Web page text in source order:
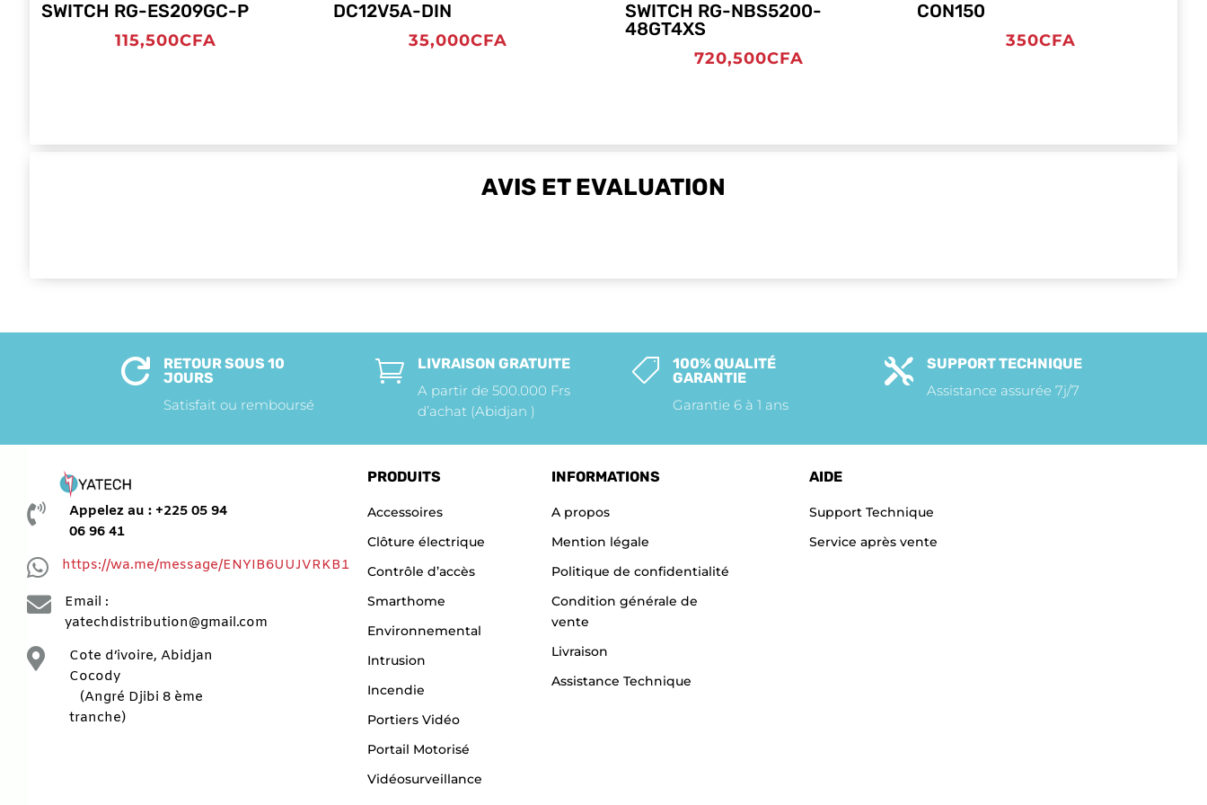
SWITCH RG-ES209GC-P
115,500CFA
DC12V5A-DIN
35,000CFA
SWITCH RG-NBS5200-
48GT4XS
720,500CFA
CON150
350CFA
AVIS ET EVALUATION

RETOUR SOUS 10
JOURS
Satisfait ou remboursé

LIVRAISON GRATUITE
A partir de 500.000 Frs
d’achat (Abidjan )

100% QUALITÉ
GARANTIE
Garantie 6 à 1 ans

SUPPORT TECHNIQUE
Assistance assurée 7j/7

Appelez au : +225 05 94
06 96 41
 https://wa.me/message/ENYIB6UUJVRKB1

Email :
yatechdistribution@gmail.com

Cote d’ivoire, Abidjan
Cocody
(Angré Djibi 8 ème
tranche)
PRODUITS
Accessoires
Clôture électrique
Contrôle d’accès
Smarthome
Environnemental
Intrusion
Incendie
Portiers Vidéo
Portail Motorisé
Vidéosurveillance
INFORMATIONS
A propos
Mention légale
Politique de confidentialité
Condition générale de
vente
Livraison
Assistance Technique
AIDE
Support Technique
Service après vente